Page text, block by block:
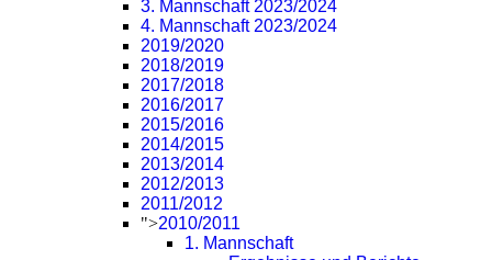
3. Mannschaft 2023/2024
4. Mannschaft 2023/2024
2019/2020
2018/2019
2017/2018
2016/2017
2015/2016
2014/2015
2013/2014
2012/2013
2011/2012
">2010/2011
1. Mannschaft